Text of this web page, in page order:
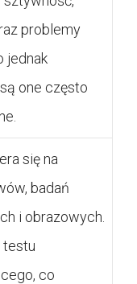
problemy
jednak
one często
się na
badań
i obrazowych.
testu
co